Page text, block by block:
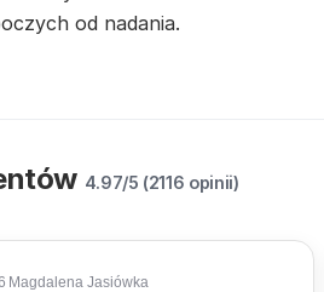
od nadania.
4.97/5 (2116 opinii)